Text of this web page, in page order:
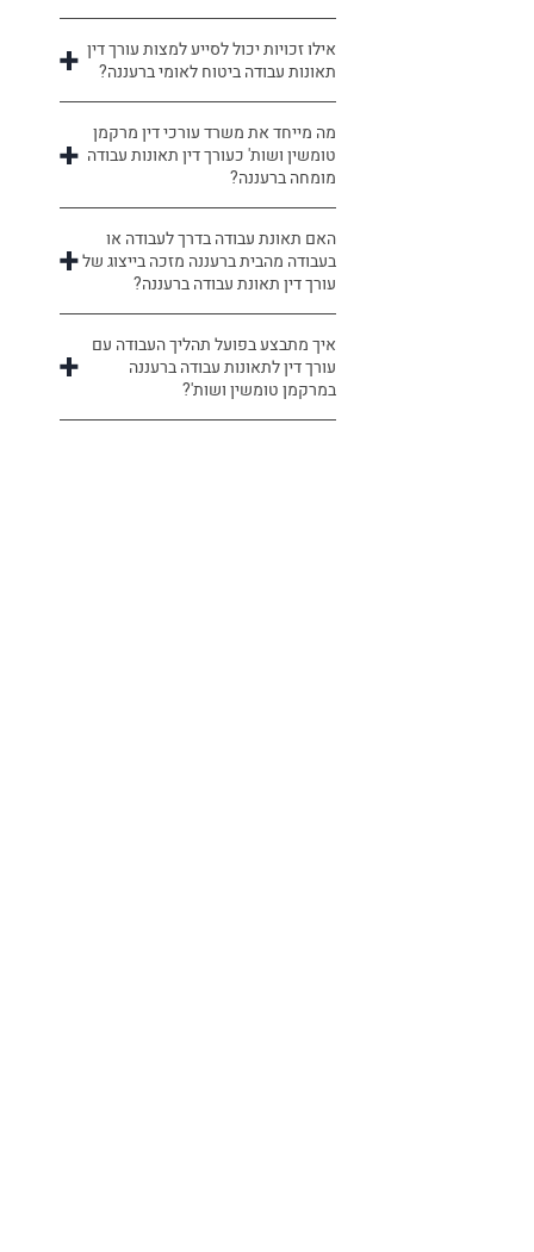
אילו זכויות יכול לסייע למצות עורך דין
תאונות עבודה ביטוח לאומי ברעננה?
מה מייחד את משרד עורכי דין מרקמן
טומשין ושות' כעורך דין תאונות עבודה
מומחה ברעננה?
האם תאונת עבודה בדרך לעבודה או
בעבודה מהבית ברעננה מזכה בייצוג של
עורך דין תאונת עבודה ברעננה?
איך מתבצע בפועל תהליך העבודה עם
עורך דין לתאונות עבודה ברעננה
במרקמן טומשין ושות'?